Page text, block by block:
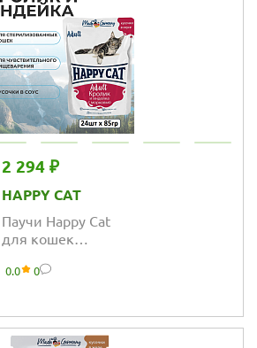
2 294 ₽
HAPPY CAT
Паучи Happy Cat
для кошек
кроликом и
соусе
0.0 0